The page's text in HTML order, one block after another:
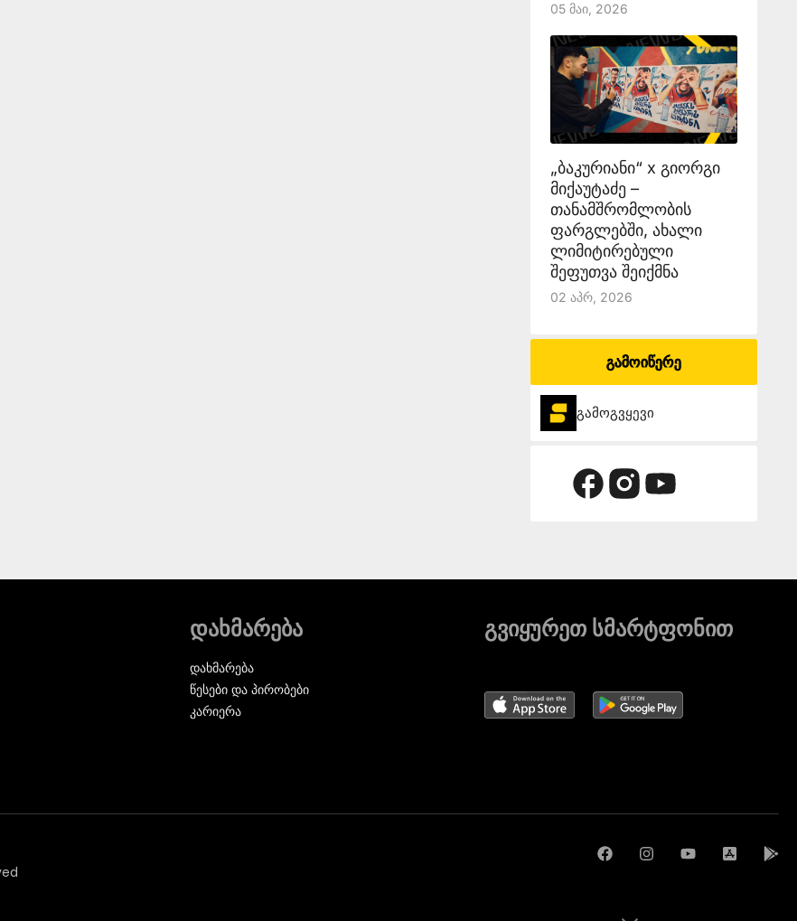
05 Მაი, 2026
„ბაკურიანი“ x გიორგი
მიქაუტაძე –
თანამშრომლობის
ფარგლებში, ახალი
ლიმიტირებული
შეფუთვა შეიქმნა
02 Აპრ, 2026
გამოიწერე
გამოგვყევი
დახმარება
დახმარება
წესები და პირობები
კარიერა
გვიყურეთ სმარტფონით